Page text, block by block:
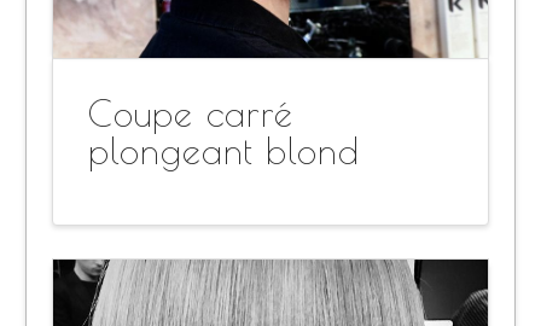
Coupe carré
plongeant blond